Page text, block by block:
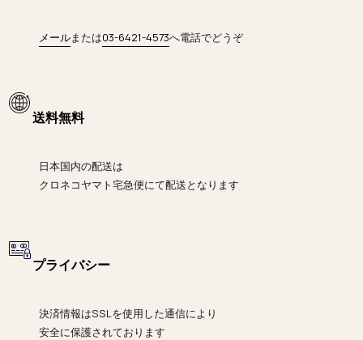
メールまたは03-6421-4573へ電話でどうぞ
送料無料
日本国内の配送は
クロネコヤマト宅急便にて配送となります
プライバシー
決済情報はSSLを使用した通信により
安全に保護されております